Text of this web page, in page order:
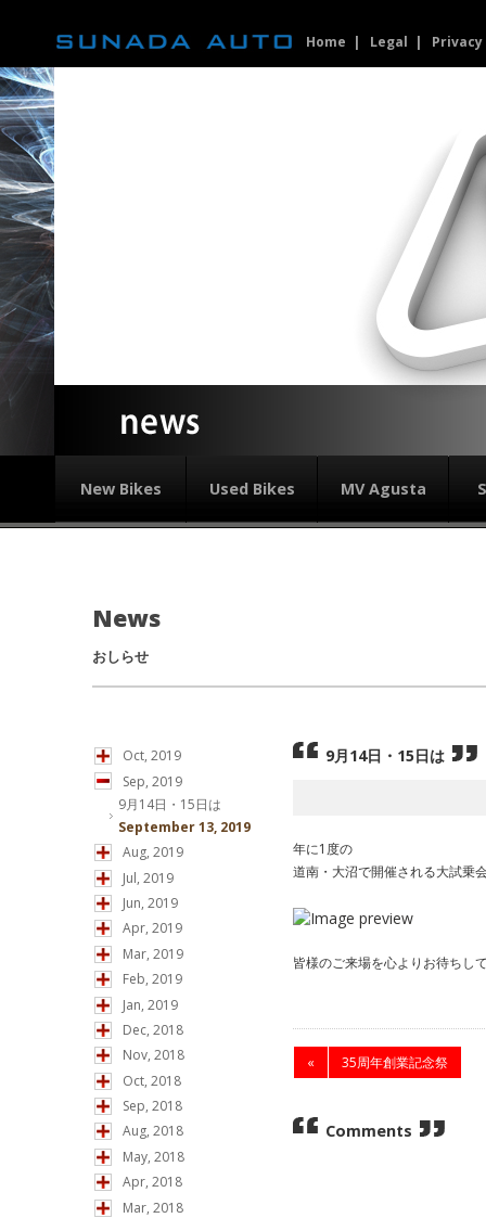
Home Legal
New Bikes Used Bikes MV Agusta
News
おしらせ
Oct, 2019
Sep, 2019
9月14日・15日は
September 13, 2019
Aug, 2019
Jul, 2019
Jun, 2019
Apr, 2019
Mar, 2019
Feb, 2019
Jan, 2019
Dec, 2018
Nov, 2018
Oct, 2018
Sep, 2018
Aug, 2018
May, 2018
Apr, 2018
Mar, 2018
9月14日・15日は
年に1度の
道南・大沼で開催される大試乗
皆様のご来場を心よりお待ちし
« 35周年創業記念祭
Comments